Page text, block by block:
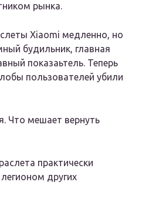
рынка.
Xiaomi медленно, но
будильник, главная
показаьтель. Теперь
пользователей убили
Что мешает вернуть
практически
других